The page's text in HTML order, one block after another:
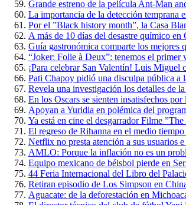
Grande estreno de la película Ant-Man
La importancia de la detección temprana
Por el ”Black history month”, la Casa
A más de 10 días del desastre químico
Guía gastronómica comparte los mejores
“Joker: Folie à Deux”: tenemos el primer
¡Para celebrar San Valentín! Luis Miguel
Pati Chapoy pidió una disculpa pública a
Revela una investigación los detalles de
En los Oscars se sienten insatisfechos
Apoyan a Yuridia en polémica del
Ya está en cine el desgarrador Filme
El regreso de Rihanna en el medio
Netflix no presta atención a sus usuarios
AMLO: Porque la inflación no es un
Equipo mexicano de béisbol pierde en
44 Feria Internacional del Libro del
Retiran episodio de Los Simpson en
Aguacate: de la deforestación en